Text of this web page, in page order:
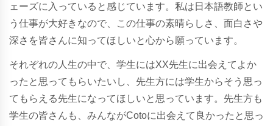
ェーズに入っていると感じています。私は日本語教師とい
う仕事が大好きなので、この仕事の素晴らしさ、面白さや
深さを皆さんに知ってほしいと心から願っています。
それぞれの人生の中で、学生にはXX先生に出会えてよか
ったと思ってもらいたいし、先生方には学生からそう思っ
てもらえる先生になってほしいと思っています。先生方も
学生の皆さんも、みんながCotoに出会えて良かったと思っ